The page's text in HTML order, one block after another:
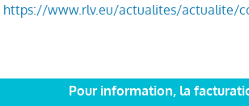
https://www.rlv.eu/actualites/actualite/
Pour information, la